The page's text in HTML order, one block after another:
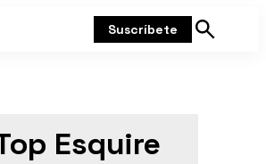
Suscríbete
Mostrar
Esquire